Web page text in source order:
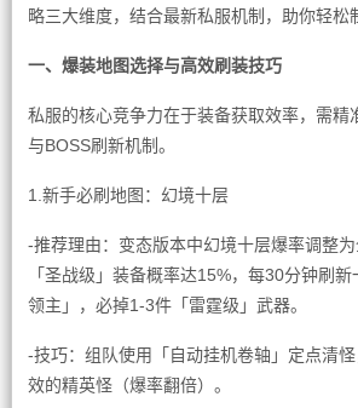
略三大维度，结合最新私服机制，助你轻松
一、爆装地图选择与高效刷装技巧
私服的核心竞争力在于装备获取效率，需精
与BOSS刷新机制。
1.新手必刷地图：幻境十层
-推荐理由：变态版本中幻境十层爆率调整
「圣战级」装备概率达15%，每30分钟刷
领主」，必掉1-3件「雷霆级」武器。
-技巧：组队使用「自动挂机卷轴」定点清
效的精英怪（爆率翻倍）。